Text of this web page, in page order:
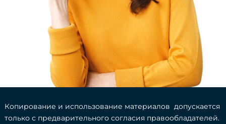
Копирование и использование материалов допускается
только с предварительного согласия правообладателей.